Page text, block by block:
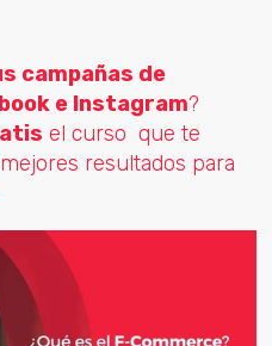
campañas de
e Instagram?
el curso que te
resultados para